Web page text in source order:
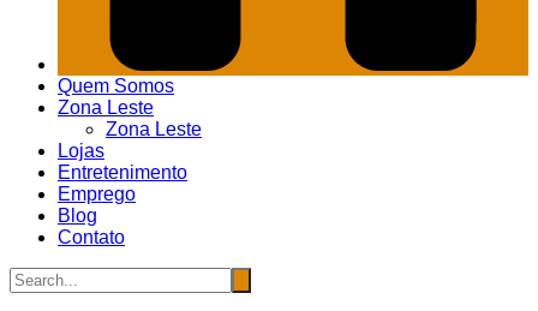
Quem Somos
Zona Leste
Zona Leste
Lojas
Entretenimento
Emprego
Blog
Contato